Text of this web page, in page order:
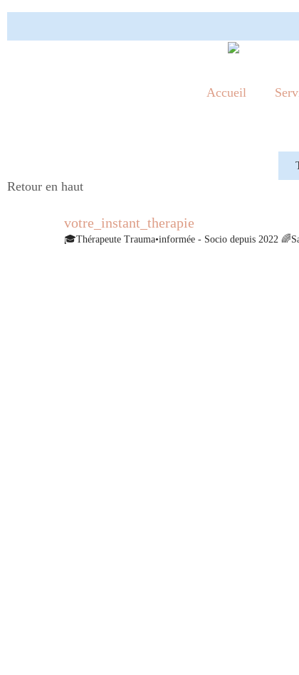
Accueil
Retour en haut
votre_instant_therapie
🎓Thérapeute Trauma•informée - Socio depuis 2022